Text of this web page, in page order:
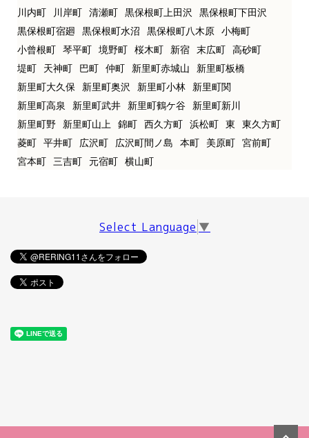
川内町
川岸町 清瀬町 黒保根町上田沢
黒保根町下田沢
黒保根町宿廻
黒保根町水沼 黒保根町八木原
小梅町
小曾根町
琴平町 境野町 桜木町 新宿 末広町
高砂町
堤町
天神町 巴町 仲町 新里町赤城山
新里町板橋
新里町大久保
新里町奥沢 新里町小林
新里町関
新里町高泉
新里町武井 新里町鶴ケ谷
新里町新川
新里町野
新里町山上 錦町 西久方町 浜松町 東
東久方町
菱町
平井町 広沢町 広沢町間ノ島 本町 美原町
宮前町
宮本町
三吉町 元宿町 横山町
Select Language ▼